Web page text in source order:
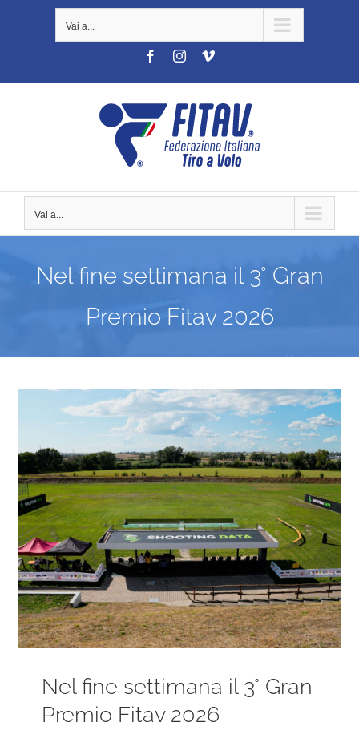
Vai a...
FacebookInstagramVimeo
Vai a...
Nel fine settimana il 3° Gran
Premio Fitav 2026
immagine
Nel fine settimana il 3° Gran
Premio Fitav 2026